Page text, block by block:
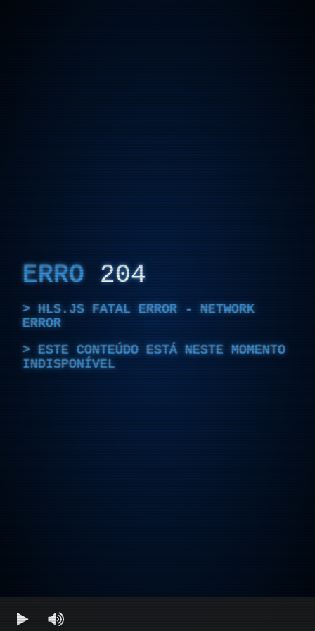
ERRO 204
HLS.JS FATAL ERROR - NETWORK
ERROR
ESTE CONTEÚDO ESTÁ NESTE MOMENTO
INDISPONÍVEL